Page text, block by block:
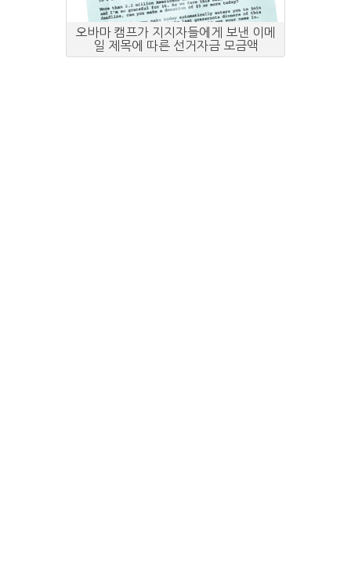
오바마 캠프가 지지자들에게 보낸 이메
일 제목에 따른 선거자금 모금액